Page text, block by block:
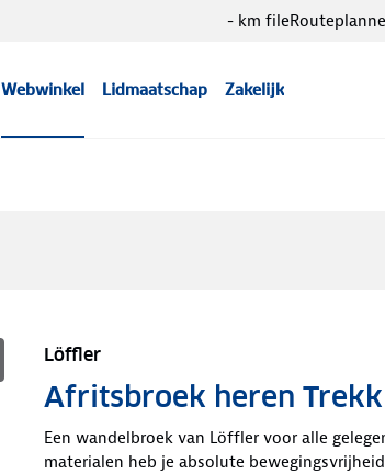
Webwinkel Lidmaatschap Zakelijk
- km file
Löffler
Afritsbroek heren
Een wandelbroek van Löffler voor alle
materialen heb je absolute